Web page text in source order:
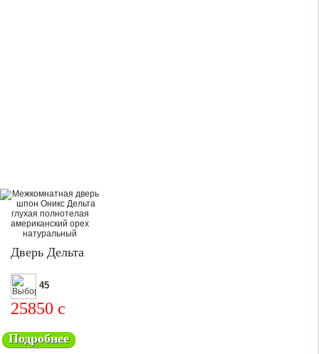
Дверь Дельта
45
25850 c
Подробнее